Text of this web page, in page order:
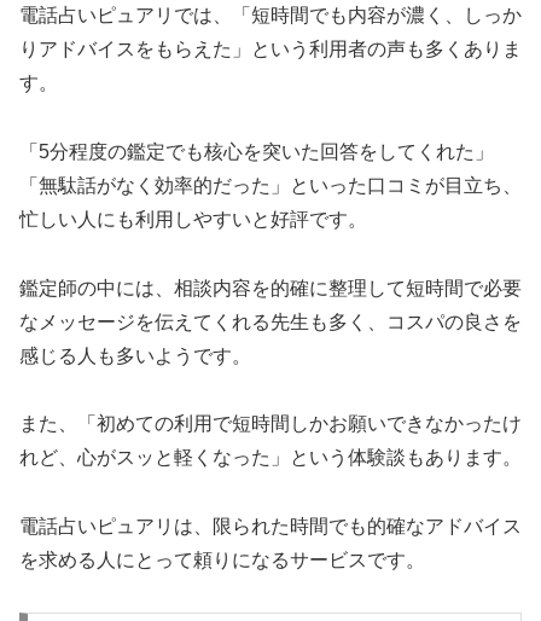
電話占いピュアリでは、「短時間でも内容が濃く、しっか
りアドバイスをもらえた」という利用者の声も多くありま
す。
「5分程度の鑑定でも核心を突いた回答をしてくれた」
「無駄話がなく効率的だった」といった口コミが目立ち、
忙しい人にも利用しやすいと好評です。
鑑定師の中には、相談内容を的確に整理して短時間で必要
なメッセージを伝えてくれる先生も多く、コスパの良さを
感じる人も多いようです。
また、「初めての利用で短時間しかお願いできなかったけ
れど、心がスッと軽くなった」という体験談もあります。
電話占いピュアリは、限られた時間でも的確なアドバイス
を求める人にとって頼りになるサービスです。